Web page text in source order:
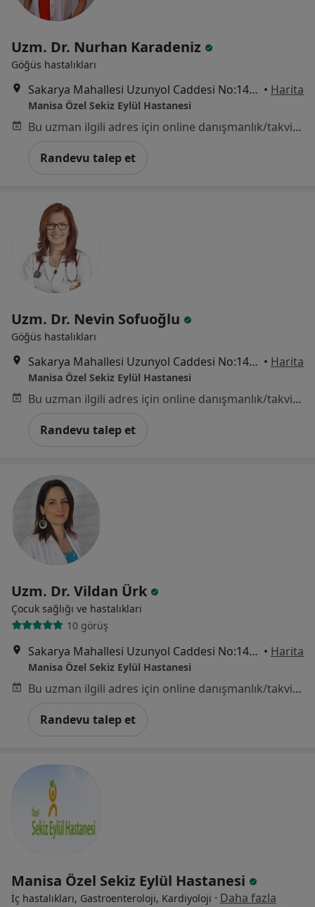
Uzm. Dr. Nurhan Karadeniz
Göğüs hastalıkları
Sakarya Mahallesi Uzunyol Caddesi No:140, Manisa • Harita
Manisa Özel Sekiz Eylül Hastanesi
Bu uzman ilgili adres için online danışmanlık/takvim sunmuyor.
Randevu talep et
Uzm. Dr. Nevin Sofuoğlu
Göğüs hastalıkları
Sakarya Mahallesi Uzunyol Caddesi No:140, Manisa • Harita
Manisa Özel Sekiz Eylül Hastanesi
Bu uzman ilgili adres için online danışmanlık/takvim sunmuyor.
Randevu talep et
Uzm. Dr. Vildan Ürk
Çocuk sağlığı ve hastalıkları
10 görüş
Sakarya Mahallesi Uzunyol Caddesi No:140, Manisa • Harita
Manisa Özel Sekiz Eylül Hastanesi
Bu uzman ilgili adres için online danışmanlık/takvim sunmuyor.
Randevu talep et
Manisa Özel Sekiz Eylül Hastanesi
İç hastalıkları, Gastroenteroloji, Kardiyoloji · Daha fazla